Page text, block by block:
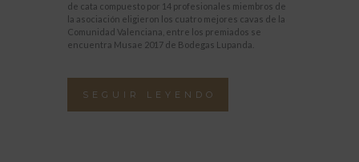
de cata compuesto por 14 profesionales miembros de
la asociación eligieron los cuatro mejores cavas de la
Comunidad Valenciana, entre los premiados se
encuentra Musae 2017 de Bodegas Lupanda.
SEGUIR LEYENDO